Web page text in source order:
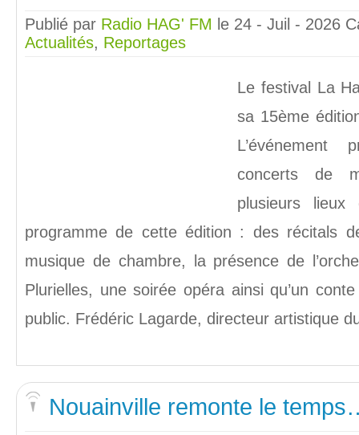
Publié par Radio HAG' FM le 24 - Juil - 2026
Actualités, Reportages
Le festival La
sa 15ème
concerts de
plusieurs
programme de cette édition : des récitals
musique de chambre, la présence de
Plurielles, une soirée opéra ainsi qu’un
public. Frédéric Lagarde, directeur artistique
Nouainville remonte le